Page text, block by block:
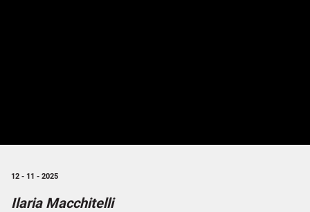
12 - 11 - 2025
Ilaria Macchitelli